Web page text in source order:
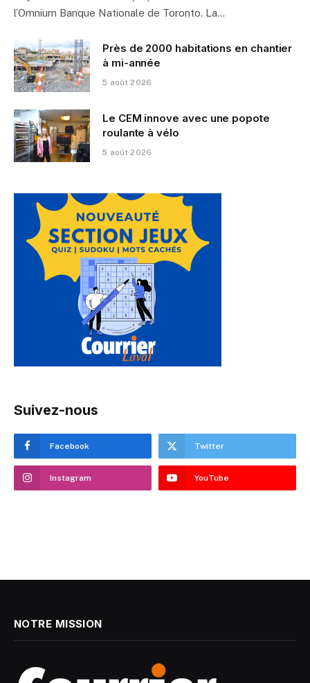
l’Omnium Banque Nationale de Toronto. La…
Près de 2000 habitations en chantier
à mi-année
5 août 2026
Le CEM innove avec une popote
roulante à vélo
5 août 2026
Suivez-nous
Facebook Twitter
Instagram YouTube
NOTRE MISSION